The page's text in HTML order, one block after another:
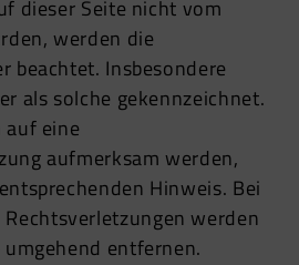
dieser Seite nicht vom
werden die
beachtet. Insbesondere
als solche gekennzeichnet.
eine
aufmerksam werden,
Hinweis. Bei
werden
entfernen.